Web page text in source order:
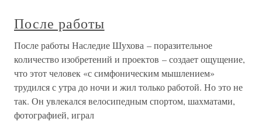
После работы
После работы Наследие Шухова – поразительное
количество изобретений и проектов – создает ощущение,
что этот человек «с симфоническим мышлением»
трудился с утра до ночи и жил только работой. Но это не
так. Он увлекался велосипедным спортом, шахматами,
фотографией, играл